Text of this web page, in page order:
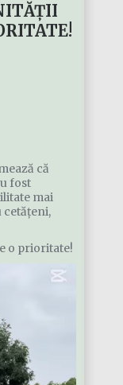
că
fost
mai
cetățeni,
o prioritate!